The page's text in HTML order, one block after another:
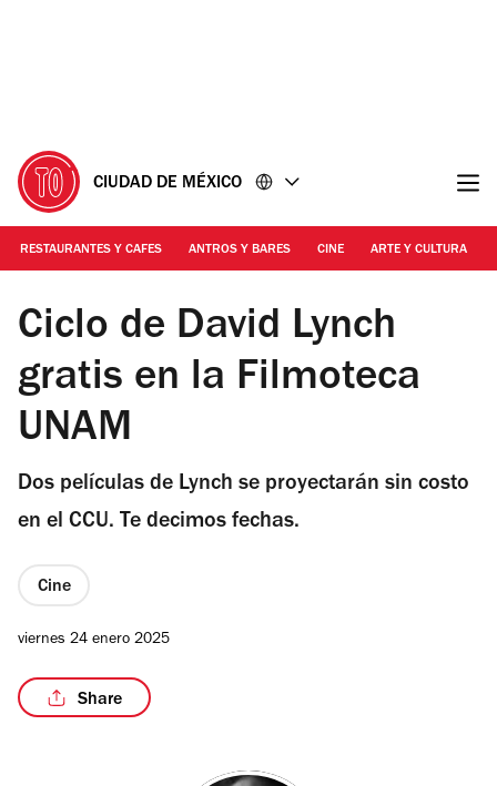
CIUDAD DE MÉXICO
RESTAURANTES Y CAFES ANTROS Y BARES CINE ARTE Y CULTURA
Shutterstock
Ciclo de David Lynch
gratis en la Filmoteca
UNAM
Dos películas de Lynch se proyectarán sin costo
en el CCU. Te decimos fechas.
Cine
viernes 24 enero 2025
Share